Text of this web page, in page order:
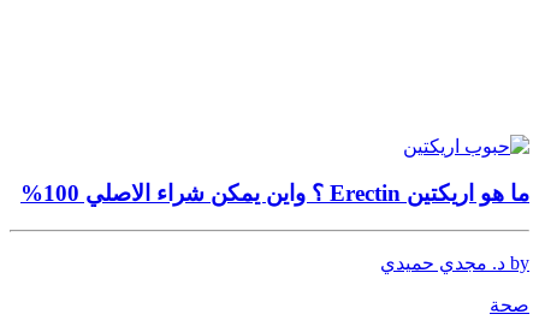
ما هو اريكتين Erectin ؟ واين يمكن شراء الاصلي 100%
by د. مجدي حميدي
صحة